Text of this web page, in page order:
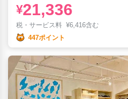
¥21,336
税・サービス料 ¥6,416含む
447ポイント